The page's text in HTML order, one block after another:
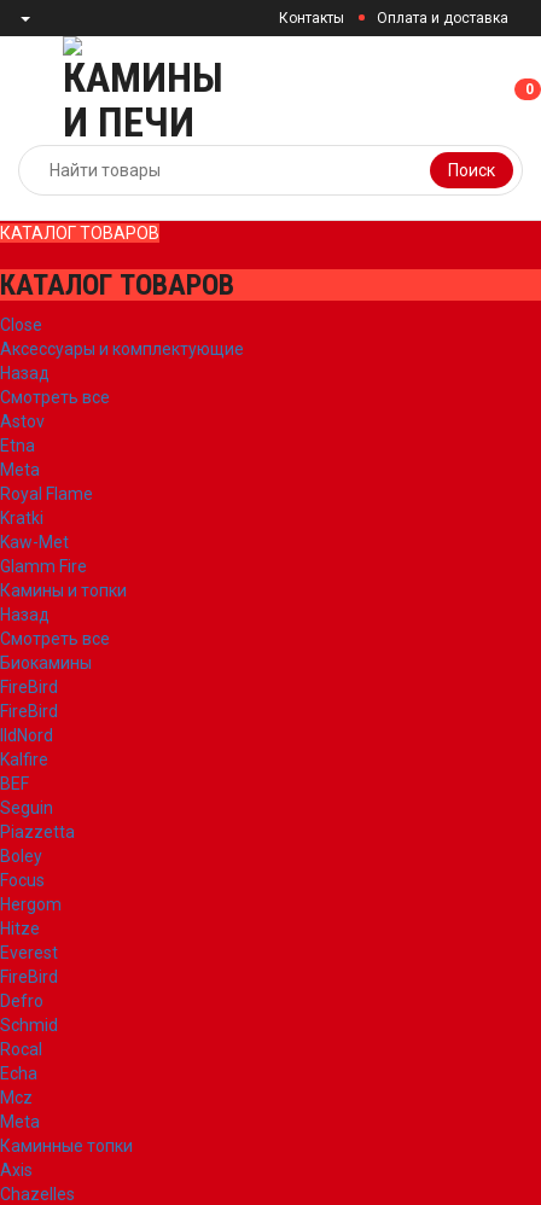
Контакты Оплата и доставка
Поиск
00
КАТАЛОГ ТОВАРОВ
КАТАЛОГ ТОВАРОВ
Close
Аксессуары и комплектующие
Назад
Смотреть все
Astov
Etna
Meta
Royal Flame
Kratki
Kaw-Met
Glamm Fire
Камины и топки
Назад
Смотреть все
Биокамины
FireBird
FireBird
IldNord
Kalfire
BEF
Seguin
Piazzetta
Boley
Focus
Hergom
Hitze
Everest
FireBird
Defro
Schmid
Rocal
Echa
Mcz
Meta
Каминные топки
Axis
Chazelles